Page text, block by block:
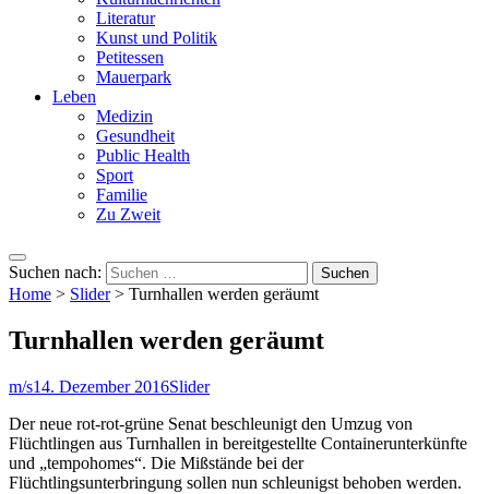
Literatur
Kunst und Politik
Petitessen
Mauerpark
Leben
Medizin
Gesundheit
Public Health
Sport
Familie
Zu Zweit
Suchen nach:
Home > Slider> Turnhallen werden geräumt
Turnhallen werden geräumt
m/s14. Dezember 2016Slider
Der neue rot-rot-grüne Senat beschleunigt den Umzug von
Flüchtlingen aus Turnhallen in bereitgestellte Containerunterkünfte
und „tempohomes“. Die Mißstände bei der
Flüchtlingsunterbringung sollen nun schleunigst behoben werden.